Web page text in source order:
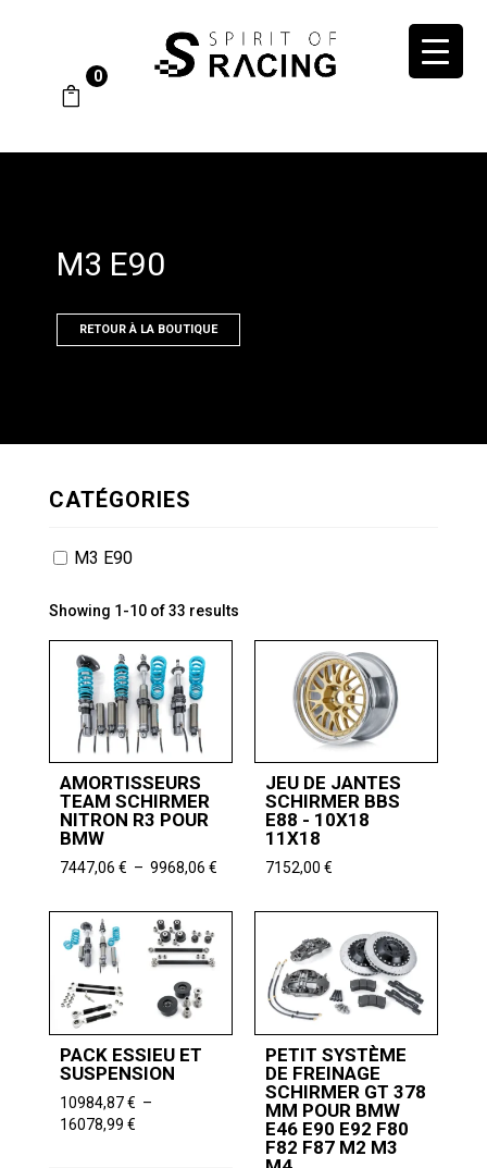
0
M3 E90
RETOUR À LA BOUTIQUE
CATÉGORIES
M3 E90
Showing 1-10 of 33 results
AMORTISSEURS
TEAM SCHIRMER
NITRON R3 POUR
BMW
7447,06 € – 9968,06 €Plage
prix :
9968,06 €
JEU DE JANTES
SCHIRMER BBS
E88 - 10X18
11X18
7152,00 €
PACK ESSIEU ET
SUSPENSION
10984,87€ –
16078,99 €Plage
PETIT SYSTÈME
DE FREINAGE
SCHIRMER GT 378
MM POUR BMW
E46 E90 E92 F80
F82 F87 M2 M3